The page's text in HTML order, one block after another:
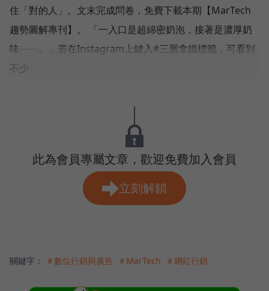
住「對的人」。文末完成問卷，免費下載本期【MarTech
趨勢圖解專刊】。 「一入口是超綿密奶泡，接著是濃厚奶
味⋯⋯。」若在Instagram上鍵入#三層拿鐵標籤，可看到
不少
此為會員專屬文章，歡迎免費加入會員
立刻解鎖
關鍵字： ＃數位行銷與廣告 ＃MarTech ＃網紅行銷